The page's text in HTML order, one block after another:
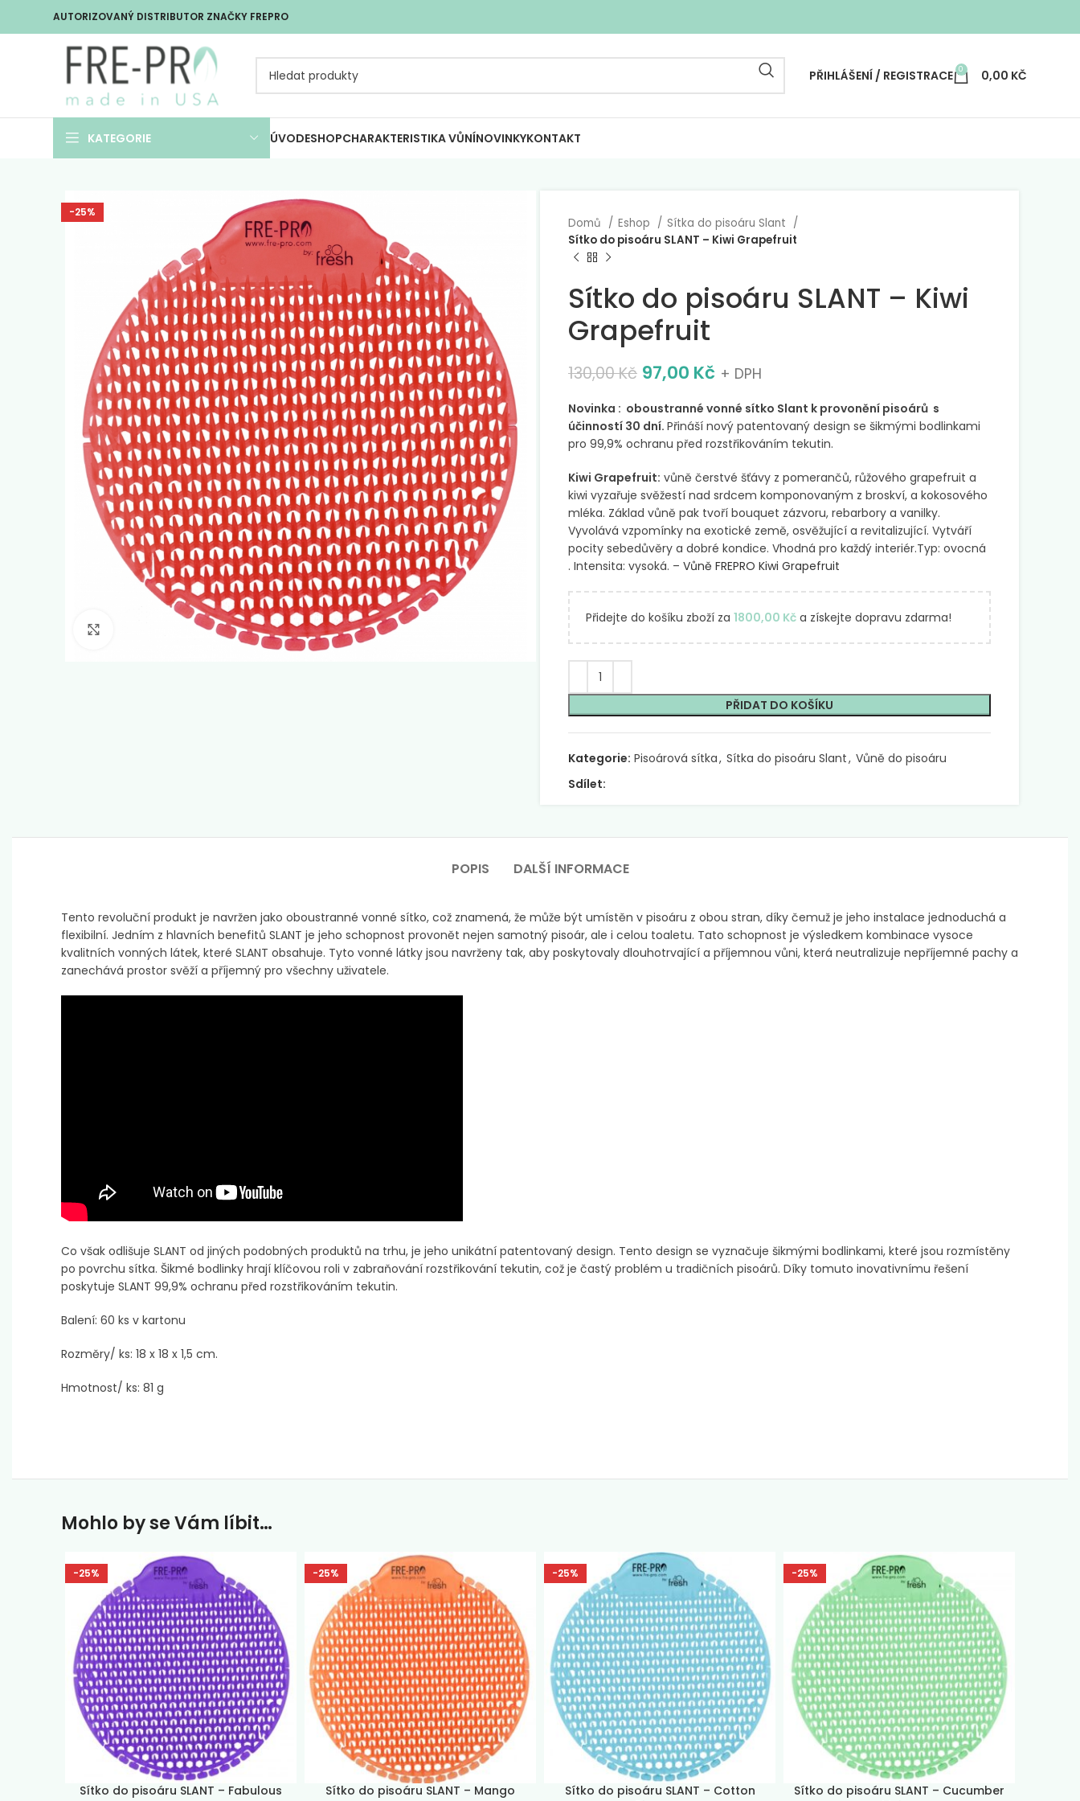
AUTORIZOVANÝ DISTRIBUTOR ZNAČKY FREPRO
PŘIHLÁŠENÍ / REGISTRACE 0 0,00 KČ
KATEGORIE ÚVODESHOPCHARAKTERISTIKA VŮNÍNOVINKYKONTAKT
-25%
Click to enlarge
Domů Eshop
Sítka do pisoáru Slant
Sítko do pisoáru SLANT – Kiwi Grapefruit
Sítko do pisoáru SLANT – Kiwi
Grapefruit
130,00Kč 97,00 Kč + DPH
Novinka : oboustranné vonné sítko Slant k provonění pisoárů s
účinností 30 dní. Přináší nový patentovaný design se šikmými bodlinkami
pro 99,9% ochranu před rozstřikováním tekutin.
Kiwi Grapefruit: vůně čerstvé šťávy z pomerančů, růžového grapefruit a
kiwi vyzařuje svěžestí nad srdcem komponovaným z broskví, a kokosového
mléka. Základ vůně pak tvoří bouquet zázvoru, rebarbory a vanilky.
Vyvolává vzpomínky na exotické země, osvěžující a revitalizující. Vytváří
pocity sebedůvěry a dobré kondice. Vhodná pro každý interiér.Typ: ovocná
. Intensita: vysoká. – Vůně FREPRO Kiwi Grapefruit
Přidejte do košíku zboží za 1800,00 Kč a získejte dopravu zdarma!
PŘIDAT DO KOŠÍKU
Kategorie: Pisoárová sítka, Sítka do pisoáru Slant, Vůně do pisoáru
Sdílet:
POPIS DALŠÍ INFORMACE
Tento revoluční produkt je navržen jako oboustranné vonné sítko, což znamená, že může být umístěn v pisoáru z obou stran, díky čemuž je jeho instalace jednoduchá a
flexibilní. Jedním z hlavních benefitů SLANT je jeho schopnost provonět nejen samotný pisoár, ale i celou toaletu. Tato schopnost je výsledkem kombinace vysoce
kvalitních vonných látek, které SLANT obsahuje. Tyto vonné látky jsou navrženy tak, aby poskytovaly dlouhotrvající a příjemnou vůni, která neutralizuje nepříjemné pachy a
zanechává prostor svěží a příjemný pro všechny uživatele.
Co však odlišuje SLANT od jiných podobných produktů na trhu, je jeho unikátní patentovaný design. Tento design se vyznačuje šikmými bodlinkami, které jsou rozmístěny
po povrchu sítka. Šikmé bodlinky hrají klíčovou roli v zabraňování rozstřikování tekutin, což je častý problém u tradičních pisoárů. Díky tomuto inovativnímu řešení
poskytuje SLANT 99,9% ochranu před rozstřikováním tekutin.
Balení: 60 ks v kartonu
Rozměry/ ks: 18 x 18 x 1,5 cm.
Hmotnost/ ks: 81 g
Mohlo by se Vám líbit…
-25%
Sítko do pisoáru SLANT – Fabulous
-25%
Sítko do pisoáru SLANT – Mango
-25%
Sítko do pisoáru SLANT – Cotton
-25%
Sítko do pisoáru SLANT – Cucumber